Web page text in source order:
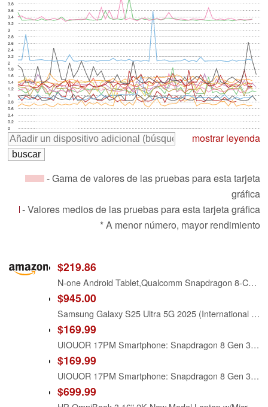
0
0.2
0.4
0.6
0.8
1
1.2
1.4
1.6
1.8
2
2.2
2.4
2.6
2.8
3
3.2
3.4
3.6
3.8
mostrar leyenda
- Gama de valores de las pruebas para esta tarjeta
gráfica
- Valores medios de las pruebas para esta tarjeta gráfica
* A menor número, mayor rendimiento
$219.86
N-one Android Tablet,Qualcomm Snapdragon 8-Core 20GB 128GB 12 inch FHD Screen, Android 14 Tablets 4G LTE SIM Cellular 2.4&5GHz WiFi 9200mAh 18W Fast Charger GPS for Work Study and Business
$945.00
Samsung Galaxy ​S25 Ultra 5G 2025 (International Version) | GSM Unlocked (T-Mobile) | ​1TB ​Storage​ + 12GB RAM SM-S938B ​Qualcomm Snapdragon 8 Elite Android 15 Smartphone (Titanium Black)
$169.99
UIOUOR 17PM Smartphone: Snapdragon 8 Gen 3, 12GB RAM + 512GB Storage, 7000mAh Battery, 6.99-inch Display, 68MP+108MP Camera, Android 15, 5G, Dual SIM - Superior (Black)
$169.99
UIOUOR 17PM Smartphone: Snapdragon 8 Gen 3, 12GB RAM + 512GB Storage, 7000mAh Battery, 6.99-inch Display, 68MP+108MP Camera, Android 15, 5G, Dual SIM - Superior (Burgundy)
$699.99